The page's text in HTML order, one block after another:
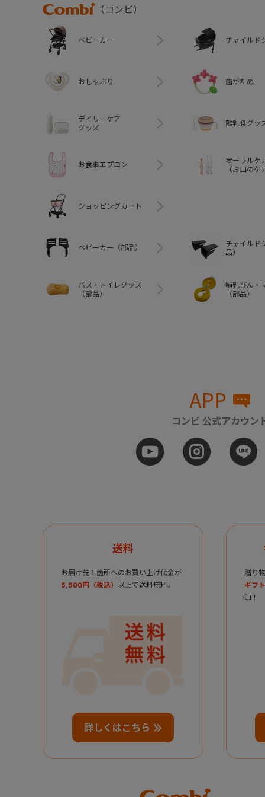
Combi
（コンビ）
ベビーカー チャイルド
おしゃぶり 歯がため
デイリーケア
グッズ
離乳食グッ
お食事エプロン
オーラルケ
（お口のケ
ショッピングカート
ベビーカー（部品）
チャイルド
品）
バス・トイレグッズ
（部品）
哺乳びん・
（部品）
APP
コンビ 公式アカウン
送料
お届け先１箇所へのお買い上げ代金が
5,500円（税込） 以上で送料無料。
詳しくはこちら
贈り
ギフ
印！
Combi